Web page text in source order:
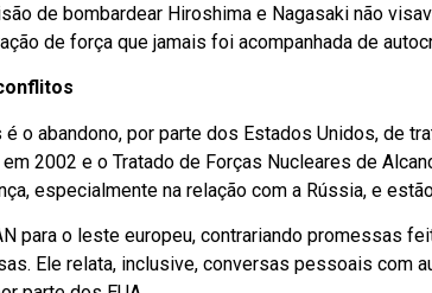
de bombardear Hiroshima e Nagasaki não
de força que jamais foi acompanhada de
o abandono, por parte dos Estados Unidos, de
2002 e o Tratado de Forças Nucleares de
especialmente na relação com a Rússia, e
para o leste europeu, contrariando promessas
Ele relata, inclusive, conversas pessoais com